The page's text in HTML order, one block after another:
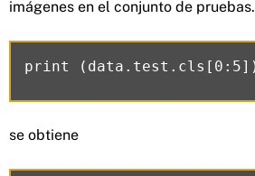
imágenes en el conjunto de pruebas.
se obtiene